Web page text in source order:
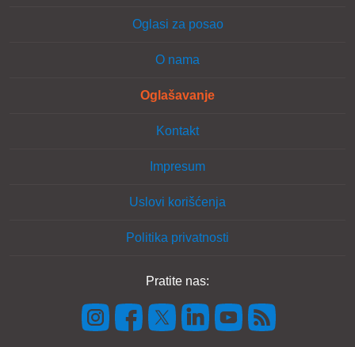
Oglasi za posao
O nama
Oglašavanje
Kontakt
Impresum
Uslovi korišćenja
Politika privatnosti
Pratite nas: